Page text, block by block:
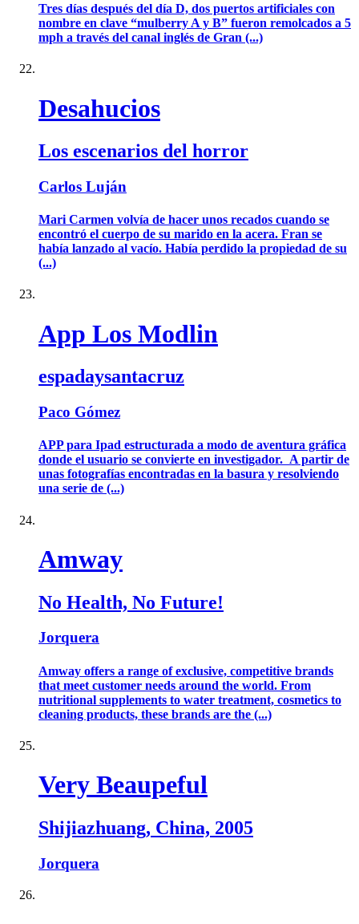
Tres días después del día D, dos puertos artificiales con
nombre en clave “mulberry A y B” fueron remolcados a 5
mph a través del canal inglés de Gran (...)
Desahucios
Los escenarios del horror
Carlos Luján
Mari Carmen volvía de hacer unos recados cuando se
encontró el cuerpo de su marido en la acera. Fran se
había lanzado al vacío. Había perdido la propiedad de su
(...)
App Los Modlin
espadaysantacruz
Paco Gómez
APP para Ipad estructurada a modo de aventura gráfica
donde el usuario se convierte en investigador. A partir de
unas fotografías encontradas en la basura y resolviendo
una serie de (...)
Amway
No Health, No Future!
Jorquera
Amway offers a range of exclusive, competitive brands
that meet customer needs around the world. From
nutritional supplements to water treatment, cosmetics to
cleaning products, these brands are the (...)
Very Beaupeful
Shijiazhuang, China, 2005
Jorquera